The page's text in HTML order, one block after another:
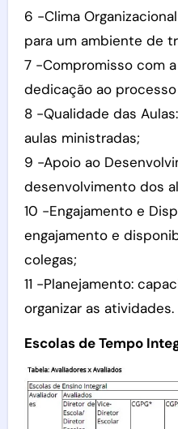
6 -Clima
para um ambiente de
7 -Compromisso com
dedicação ao
8 -Qualidade das
aulas ministradas;
9 -Apoio ao
desenvolvimento dos
10 -Engajamento e
engajamento e
colegas;
11 -Planejamento:
organizar as atividades.
Escolas de Tempo